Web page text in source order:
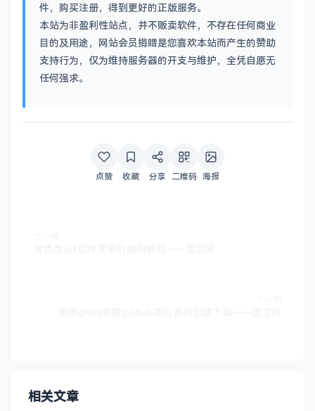
件，购买注册，得到更好的正版服务。
本站为非盈利性站点，并不贩卖软件，不存在任何商业
目的及用途，网站会员捐赠是您喜欢本站而产生的赞助
支持行为，仅为维持服务器的开支与维护，全凭自愿无
任何强求。
点赞 收藏 分享 二维码 海报
相关文章